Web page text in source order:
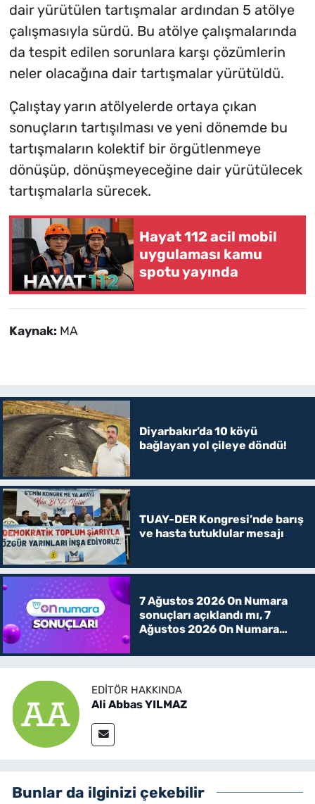
dair yürütülen tartışmalar ardından 5 atölye
çalışmasıyla sürdü. Bu atölye çalışmalarında
da tespit edilen sorunlara karşı çözümlerin
neler olacağına dair tartışmalar yürütüldü.
Çalıştay yarın atölyelerde ortaya çıkan
sonuçların tartışılması ve yeni dönemde bu
tartışmaların kolektif bir örgütlenmeye
dönüşüp, dönüşmeyeceğine dair yürütülecek
tartışmalarla sürecek.
Hayat 112 acil mobil
uygulaması kamu
spotu yayında
Kaynak: MA
Diyarbakır’da 10 köyü
bağlayan yol çileye döndü!
TUAY-DER Kongresi’nde barış
ve hasta tutuklular mesajı
7 Ağustos 2026 On Numara
sonuçları açıklandı mı, 7
Ağustos 2026 On Numara
EDITÖR HAKKINDA
Ali Abbas YILMAZ
Bunlar da ilginizi çekebilir